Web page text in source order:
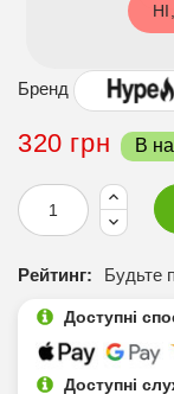
Бренд
320 грн В
Рейтинг: Будьте
Доступні
Доступні